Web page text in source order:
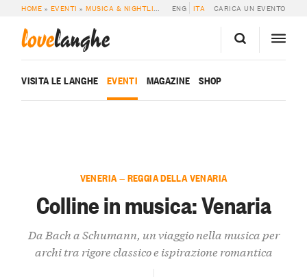
HOME » EVENTI »MUSICA & NIGHTLIFE COLLINE IN MUSICA: VENARIA
ENG ITA CARICA UN EVENTO
lovelanghe
VISITA LE LANGHE EVENTI MAGAZINE SHOP
VENERIA — REGGIA DELLA VENARIA
Colline in musica: Venaria
Da Bach a Schumann, un viaggio nella musica per
archi tra rigore classico e ispirazione romantica